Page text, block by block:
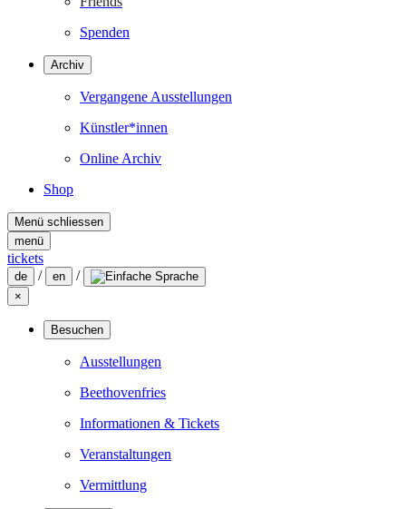
Spenden
Archiv
Vergangene Ausstellungen
Künstler*innen
Online Archiv
Shop
Menü schliessen
menü
tickets
de / en /
×
Besuchen
Ausstellungen
Beethovenfries
Informationen & Tickets
Veranstaltungen
Vermittlung